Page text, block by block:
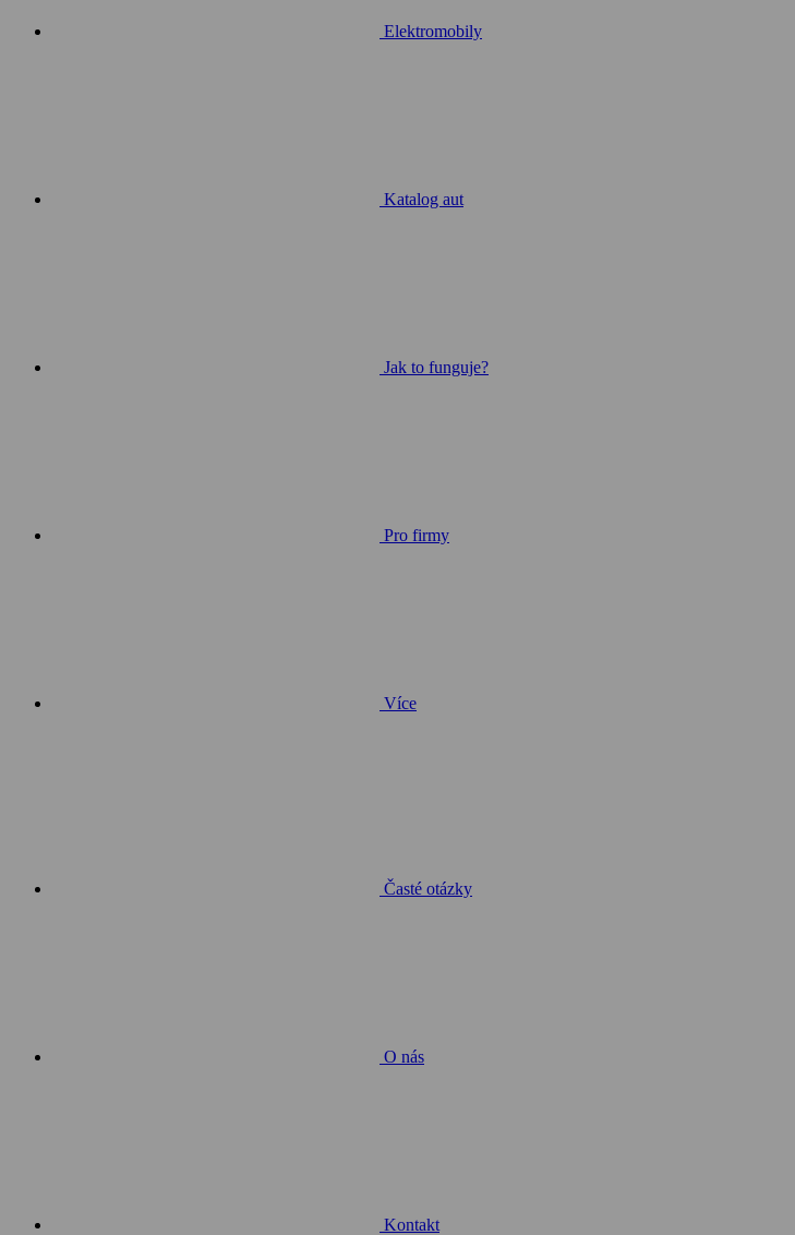
Elektromobily
Katalog aut
Jak to funguje?
Pro firmy
Více
Časté otázky
O nás
Kontakt